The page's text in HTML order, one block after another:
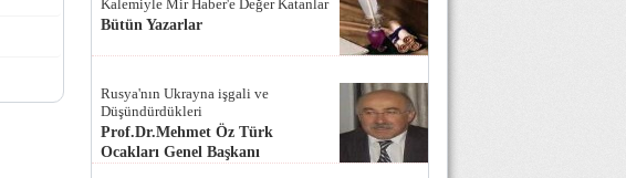
Kalemiyle Mir Haber'e Değer Katanlar
Bütün Yazarlar
Rusya'nın Ukrayna işgali ve
Düşündürdükleri
Prof.Dr.Mehmet Öz Türk
Ocakları Genel Başkanı